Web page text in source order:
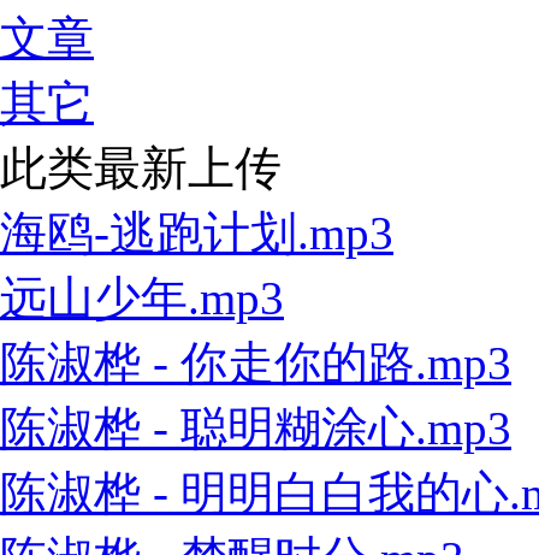
文章
其它
此类最新上传
海鸥-逃跑计划.mp3
远山少年.mp3
陈淑桦 - 你走你的路.mp3
陈淑桦 - 聪明糊涂心.mp3
陈淑桦 - 明明白白我的心